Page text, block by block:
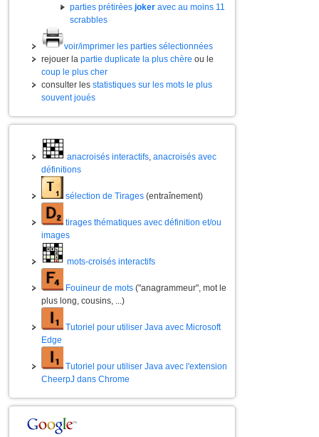
parties prétirées joker avec au moins 11
scrabbles
voir/imprimer les parties sélectionnées
rejouer la partie duplicate la plus chère ou le
coup le plus cher
consulter les statistiques sur les mots le plus
souvent joués
anacroisés interactifs, anacroisés avec
définitions
sélection de Tirages (entraînement)
tirages thématiques avec définition et/ou
images
mots-croisés interactifs
Fouineur de mots ("anagrammeur", mot le
plus long, cousins, ...)
Tutoriel pour utiliser Java avec Microsoft
Edge
Tutoriel pour utiliser Java avec l'extension
CheerpJ dans Chrome